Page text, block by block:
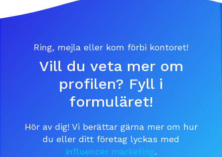
Ring, mejla eller kom förbi kontoret!
Vill du veta mer om
profilen? Fyll i
formuläret!
Hör av dig! Vi berättar gärna mer om hur
du eller ditt företag lyckas med
influencer marketing.